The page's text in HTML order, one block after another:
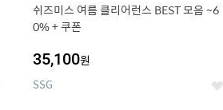
쉬즈미스 여름 클리어런스 BEST 모음 ~6
0% + 쿠폰
35,100원
SSG 좋